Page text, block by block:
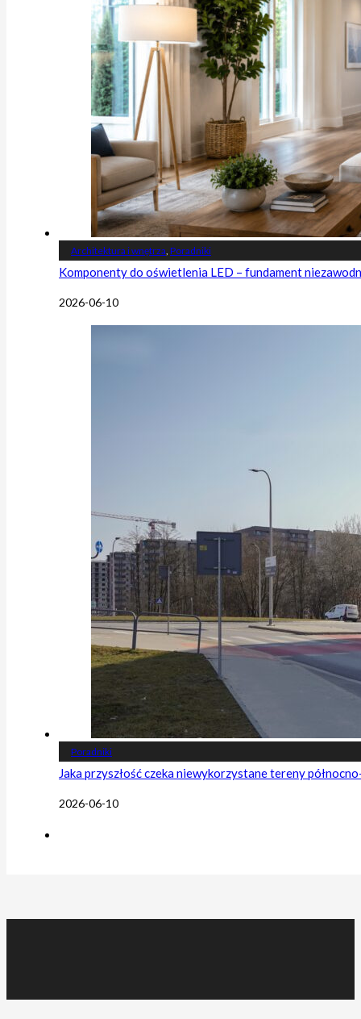
Architektura i wnętrza Poradniki
Komponenty do oświetlenia LED – fundament
2026-06-10
Poradniki
Jaka przyszłość czeka niewykorzystane tereny
2026-06-10